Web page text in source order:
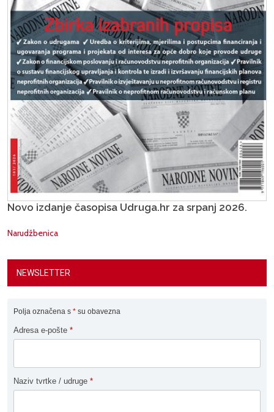
Novo izdanje časopisa Udruga.hr za srpanj 2026.
Narudžbenica
NEWSLETTER
Polja označena s * su obavezna
Adresa e-pošte *
Naziv tvrtke / udruge *